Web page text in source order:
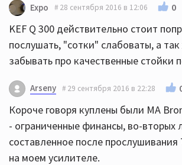
Expo 28 сентября 2016 в 12:06 0
KEF Q 300 действительно стоит
послушать, "сотки" слабоваты, а
забывать про качественные стойки
Arseny 29 сентября 2016 в 22:28
Короче говоря куплены были МА
- ограниченные финансы, во-вторых
составленное после прослушивания
на моем усилителе.